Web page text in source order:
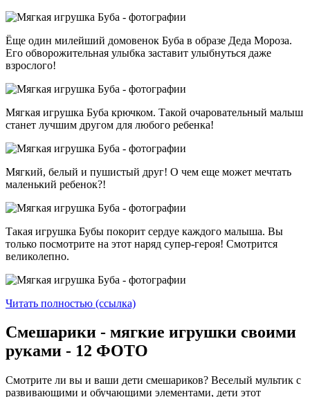
Ёще один милейший домовенок Буба в образе Деда Мороза.
Его обворожительная улыбка заставит улыбнуться даже
взрослого!
Мягкая игрушка Буба крючком. Такой очаровательный малыш
станет лучшим другом для любого ребенка!
Мягкий, белый и пушистый друг! О чем еще может мечтать
маленький ребенок?!
Такая игрушка Бубы покорит сердуе каждого малыша. Вы
только посмотрите на этот наряд супер-героя! Смотрится
великолепно.
Читать полностью (ссылка)
Смешарики - мягкие игрушки своими
руками - 12 ФОТО
Смотрите ли вы и ваши дети смешариков? Веселый мультик с
развивающими и обучающими элементами, дети этот